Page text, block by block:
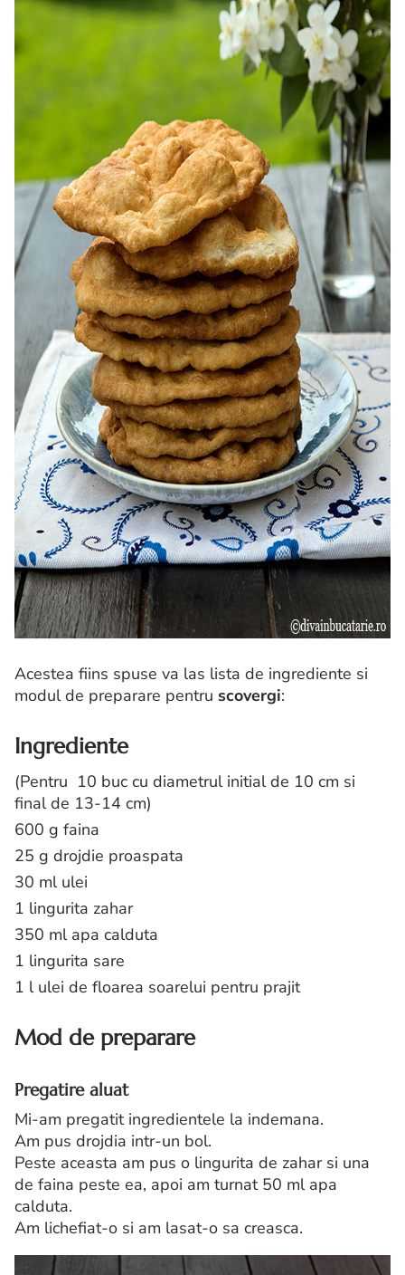
Acestea fiins spuse va las lista de ingrediente si
modul de preparare pentru scovergi:
Ingrediente
(Pentru 10 buc cu diametrul initial de 10 cm si
final de 13-14 cm)
600 g faina
25 g drojdie proaspata
30 ml ulei
1 lingurita zahar
350 ml apa calduta
1 lingurita sare
1 l ulei de floarea soarelui pentru prajit
Mod de preparare
Pregatire aluat
Mi-am pregatit ingredientele la indemana.
Am pus drojdia intr-un bol.
Peste aceasta am pus o lingurita de zahar si una
de faina peste ea, apoi am turnat 50 ml apa
calduta.
Am lichefiat-o si am lasat-o sa creasca.